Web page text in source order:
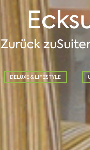
Zurück
DELUXE & LIFESTYLE